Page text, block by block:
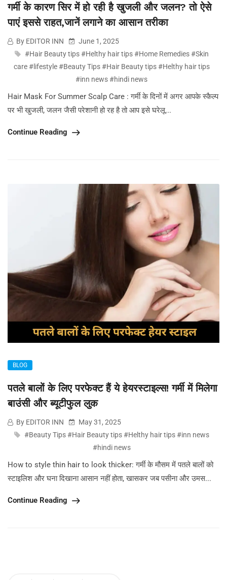
गर्मी के कारण सिर में हो रही है खुजली और जलन? तो ऐसे
पाएं इससे राहत,जानें लगाने का आसान तरीका
By EDITOR INN
June 1, 2025
#Hair Beauty tips #Helthy hair tips #Home Remedies #Skin
care #lifestyle #Beauty Tips #Hair Beauty tips #Helthy hair tips
#inn news #hindi news
Hair Mask For Summer Scalp Care : गर्मी के दिनों में अगर आपके स्‍कैल्‍प
पर भी खुजली, जलन जैसी परेशानी हो रह है तो आप इसे घरेलू...
Continue Reading
BLOG
पतले बालों के लिए परफेक्ट हैं ये हेयरस्टाइल्स! गर्मी में मिलेगा
बाउंसी और ब्‍यूटीफुल लुक
By EDITOR INN
May 31, 2025
#Beauty Tips #Hair Beauty tips #Helthy hair tips #inn news
#hindi news
How to style thin hair to look thicker: गर्मी के मौसम में पतले बालों को
स्टाइलिश और घना दिखाना आसान नहीं होता, खासकर जब पसीना और उमस...
Continue Reading